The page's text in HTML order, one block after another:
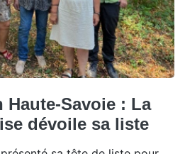
Haute-Savoie : La
dévoile sa liste